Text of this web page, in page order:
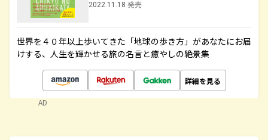
2022.11.18 発売
世界を４０年以上歩いてきた「地球の歩き方」があなたにお届
けする、人生を輝かせる旅の名言と癒やしの絶景集
詳細を見る
AD